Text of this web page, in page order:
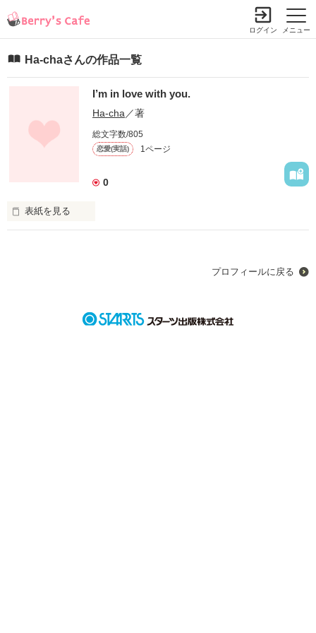
メニュー
ログイン
Ha-chaさんの作品一覧
I’m in love with you.
Ha-cha ／著
総文字数/805
恋愛(実話) 1ページ
0
表紙を見る
プロフィールに戻る